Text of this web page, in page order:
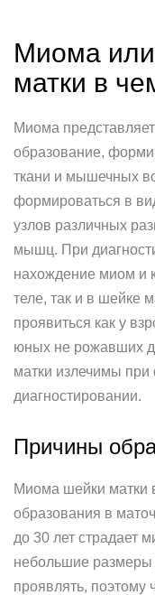
Миома или
матки в
Миома
образование,
ткани и мышечных
формироваться в
узлов различных
мышц. При
нахождение миом и
теле, так и в шейке
проявиться как у
юных не рожавших
матки излечимы
диагностировании.
Причины
Миома шейки матки
образования в
до 30 лет страдает
небольшие размеры
проявлять, поэтому